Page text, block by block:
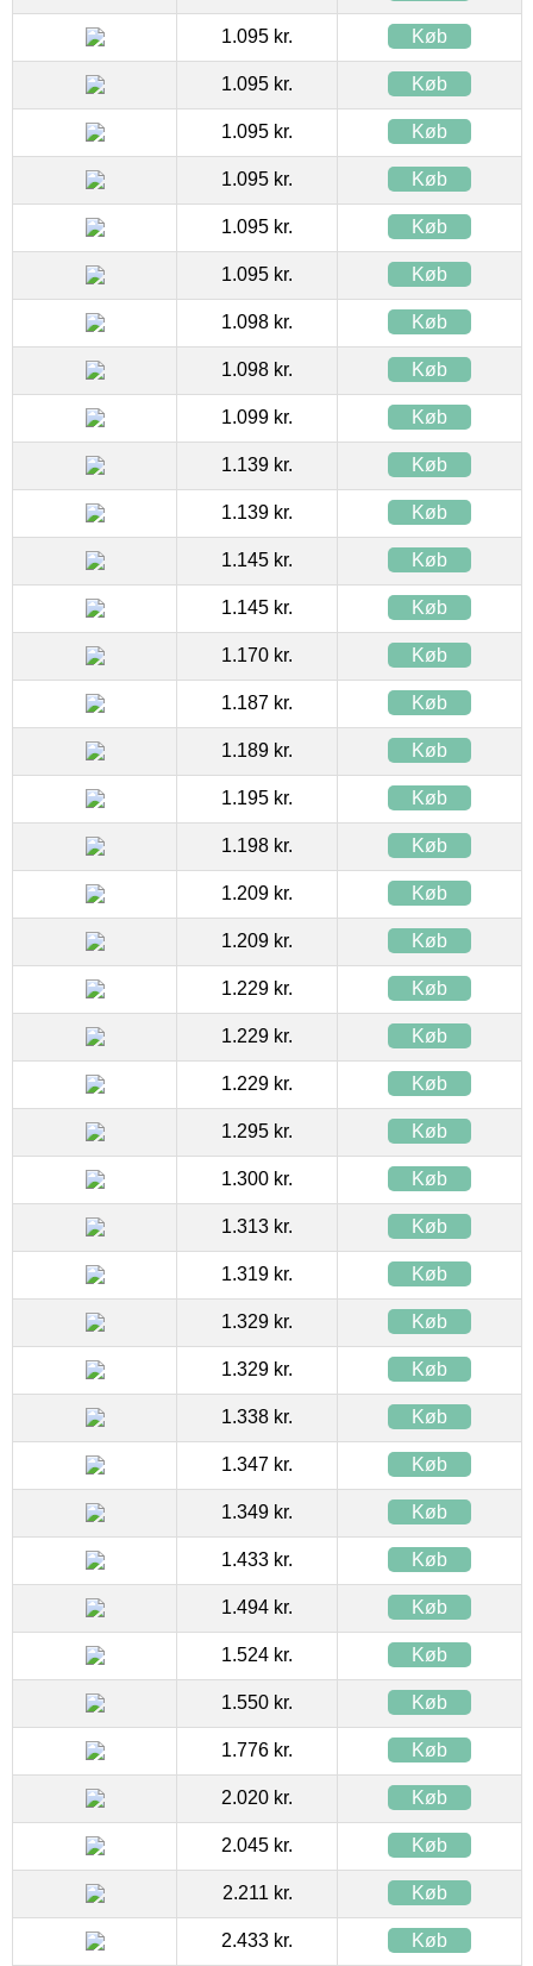
1.095 kr. Køb
1.095 kr. Køb
1.095 kr. Køb
1.095 kr. Køb
1.095 kr. Køb
1.095 kr. Køb
1.098 kr. Køb
1.098 kr. Køb
1.099 kr. Køb
1.139 kr. Køb
1.139 kr. Køb
1.145 kr. Køb
1.145 kr. Køb
1.170 kr. Køb
1.187 kr. Køb
1.189 kr. Køb
1.195 kr. Køb
1.198 kr. Køb
1.209 kr. Køb
1.209 kr. Køb
1.229 kr. Køb
1.229 kr. Køb
1.229 kr. Køb
1.295 kr. Køb
1.300 kr. Køb
1.313 kr. Køb
1.319 kr. Køb
1.329 kr. Køb
1.329 kr. Køb
1.338 kr. Køb
1.347 kr. Køb
1.349 kr. Køb
1.433 kr. Køb
1.494 kr. Køb
1.524 kr. Køb
1.550 kr. Køb
1.776 kr. Køb
2.020 kr. Køb
2.045 kr. Køb
2.211 kr. Køb
2.433 kr. Køb